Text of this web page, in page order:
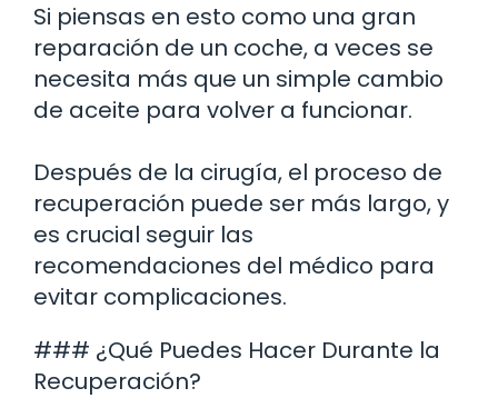
Si piensas en esto como una gran
reparación de un coche, a veces se
necesita más que un simple cambio
de aceite para volver a funcionar.
Después de la cirugía, el proceso de
recuperación puede ser más largo, y
es crucial seguir las
recomendaciones del médico para
evitar complicaciones.
### ¿Qué Puedes Hacer Durante la
Recuperación?